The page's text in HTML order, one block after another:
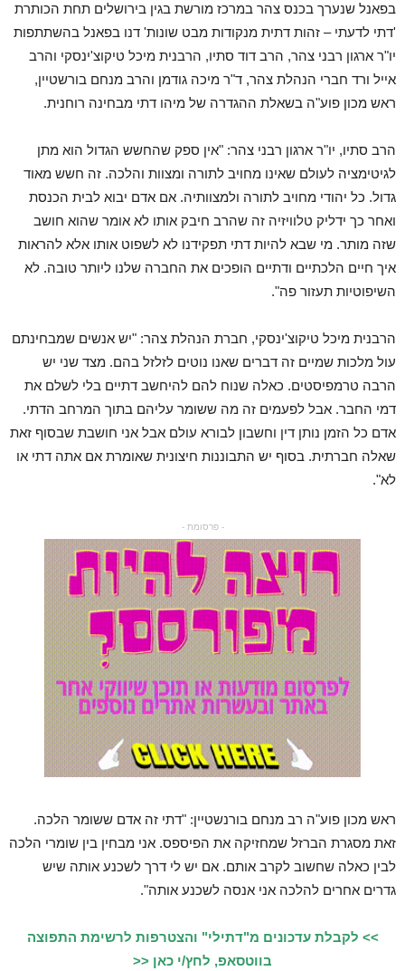
בפאנל שנערך בכנס צהר במרכז מורשת בגין בירושלים תחת הכותרת
'דתי לדעתי – זהות דתית מנקודות מבט שונות' דנו בפאנל בהשתתפות
יו"ר ארגון רבני צהר, הרב דוד סתיו, הרבנית מיכל טיקוצ'ינסקי והרב
אייל ורד חברי הנהלת צהר, ד"ר מיכה גודמן והרב מנחם בורשטיין,
ראש מכון פוע"ה בשאלת ההגדרה של מיהו דתי מבחינה רוחנית.
הרב סתיו, יו"ר ארגון רבני צהר: "אין ספק שהחשש הגדול הוא מתן
לגיטימציה לעולם שאינו מחויב לתורה ומצוות והלכה. זה חשש מאוד
גדול. כל יהודי מחויב לתורה ולמצוותיה. אם אדם יבוא לבית הכנסת
ואחר כך ידליק טלוויזיה זה שהרב חיבק אותו לא אומר שהוא חושב
שזה מותר. מי שבא להיות דתי תפקידנו לא לשפוט אותו אלא להראות
איך חיים הלכתיים ודתיים הופכים את החברה שלנו ליותר טובה. לא
השיפוטיות תעזור פה".
הרבנית מיכל טיקוצ'ינסקי, חברת הנהלת צהר: "יש אנשים שמבחינתם
עול מלכות שמיים זה דברים שאנו נוטים לזלזל בהם. מצד שני יש
הרבה טרמפיסטים. כאלה שנוח להם להיחשב דתיים בלי לשלם את
דמי החבר. אבל לפעמים זה מה ששומר עליהם בתוך המרחב הדתי.
אדם כל הזמן נותן דין וחשבון לבורא עולם אבל אני חושבת שבסוף זאת
שאלה חברתית. בסוף יש התבוננות חיצונית שאומרת אם אתה דתי או
לא".
- פרסומת -
ראש מכון פוע"ה רב מנחם בורנשטיין: "דתי זה אדם ששומר הלכה.
זאת מסגרת הברזל שמחזיקה את הפיספס. אני מבחין בין שומרי הלכה
לבין כאלה שחשוב לקרב אותם. אם יש לי דרך לשכנע אותה שיש
גדרים אחרים להלכה אני אנסה לשכנע אותה".
>> לקבלת עדכונים מ"דתילי" והצטרפות לרשימת התפוצה
בווטסאפ, לחץ/י כאן <<